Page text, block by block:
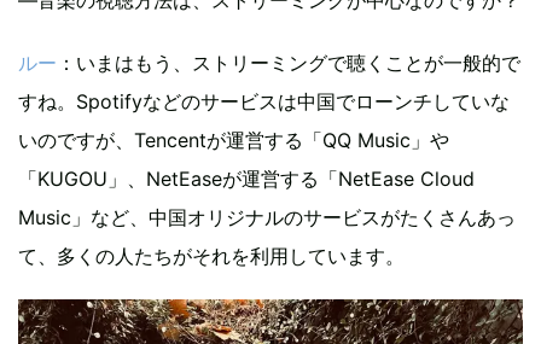
ルー ：いまはもう、ストリーミングで聴くことが一般的で
すね。Spotifyなどのサービスは中国でローンチしていな
いのですが、Tencentが運営する「QQ Music」や
「KUGOU」、NetEaseが運営する「NetEase Cloud
Music」など、中国オリジナルのサービスがたくさんあっ
て、多くの人たちがそれを利用しています。